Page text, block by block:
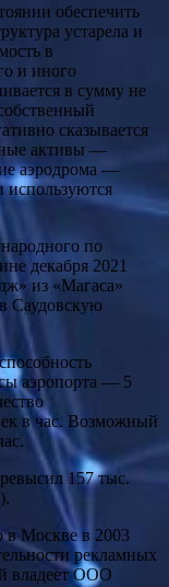
обеспечить
устарела и
в
и иного
в сумму не
сказывается
активы —
аэродрома —
используются
по
декабря 2021
из «Магаса»
Саудовскую
аэропорта — 5
в час. Возможный
157 тыс.
Москве в 2003
рекламных
владеет ООО